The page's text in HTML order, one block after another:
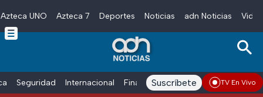
Skip to main content
Azteca UNO Azteca 7 Deportes Noticias adn Noticias
Seguridad Internacional Finanzas adn Noticias Radio
Suscríbete TV En Vivo